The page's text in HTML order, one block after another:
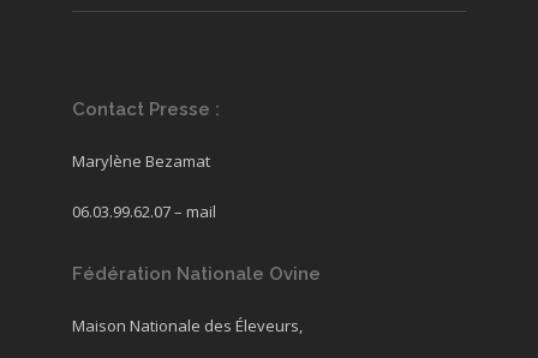
Contact Presse :
Marylène Bezamat
06.03.99.62.07 – mail
Fédération Nationale Ovine
Maison Nationale des Éleveurs,